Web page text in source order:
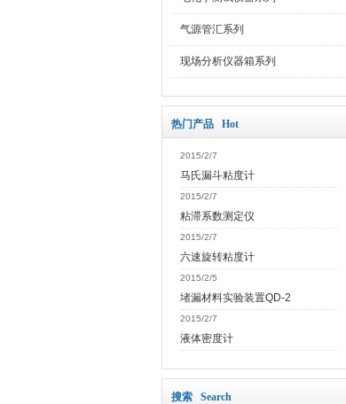
气源管汇系列
现场分析仪器箱系列
热门产品 Hot
2015/2/7
马氏漏斗粘度计
2015/2/7
粘滞系数测定仪
2015/2/7
六速旋转粘度计
2015/2/5
堵漏材料实验装置QD-2
2015/2/7
液体密度计
搜索 Search